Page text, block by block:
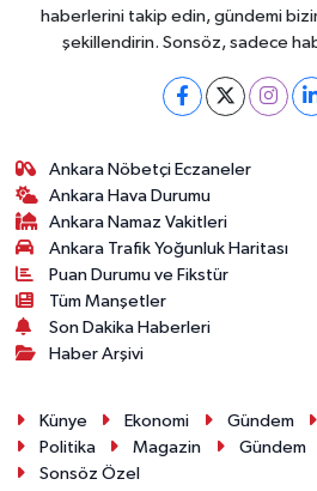
haberlerini takip edin, gündemi
şekillendirin. Sonsöz, sadece
Ankara Nöbetçi Eczaneler
Ankara Hava Durumu
Ankara Namaz Vakitleri
Ankara Trafik Yoğunluk Haritası
Puan Durumu ve Fikstür
Tüm Manşetler
Son Dakika Haberleri
Haber Arşivi
Künye Ekonomi Gündem
Politika
Magazin Gündem
Sonsöz Özel